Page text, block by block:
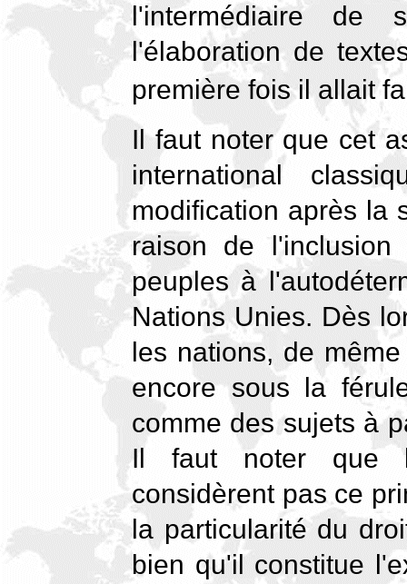
l'intermédiaire de
l'élaboration de
première fois il allait
Il faut noter que cet
international
modification après la
raison de
peuples à
Nations Unies. Dès
les nations, de
encore sous la
comme des sujets à
Il faut noter que
considèrent pas ce
la particularité du
bien qu'il constitue